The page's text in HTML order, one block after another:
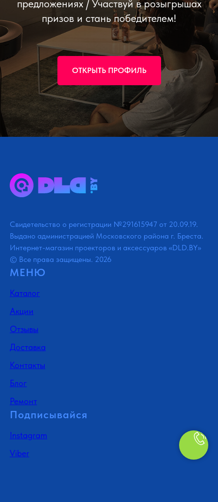
предложениях / Участвуй в розыгрышах
призов и стань победителем!
ОТКРЫТЬ ПРОФИЛЬ
Свидетельство о регистрации №291615947 от 20.09.19.
Выдано администрацией Московского района г. Бреста.
Интернет-магазин проекторов и аксессуаров «DLD.BY»
© Все права защищены. 2026
МЕНЮ
Каталог
Акции
Отзывы
Доставка
Контакты
Блог
Ремонт
Подписывайся
Instagram
Viber